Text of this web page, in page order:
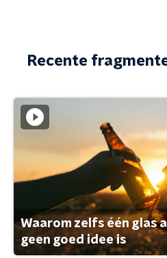
Recente
Waarom zelfs één glas
geen goed idee is